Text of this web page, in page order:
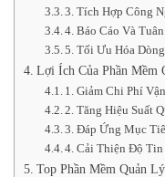
3. Tích Hợp Công
4. Báo Cáo Và
5. Tối Ưu Hóa
Lợi Ích Của Phần Mềm
1. Giảm Chi Phí
2. Tăng Hiệu Suất
3. Đáp Ứng Mục
4. Cải Thiện Độ
Top Phần Mềm Quản